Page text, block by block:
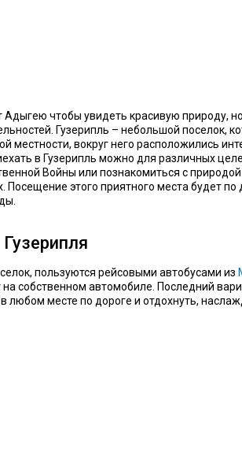
чтобы увидеть красивую природу,
Гузерипль – небольшой поселок,
местности, вокруг него расположились
в Гузерипль можно для различных
Войны или познакомиться с
Посещение этого приятного места будет
пользуются рейсовыми автобусами из
собственном автомобиле. Последний
любом месте по дороге и отдохнуть,